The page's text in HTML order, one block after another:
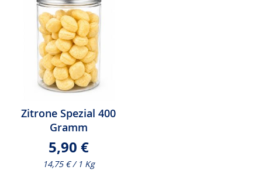
Zitrone Spezial 400
Gramm
5,90 €
14,75 € / 1 Kg